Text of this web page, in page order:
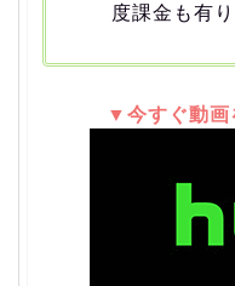
度課金も有
▼今すぐ動画